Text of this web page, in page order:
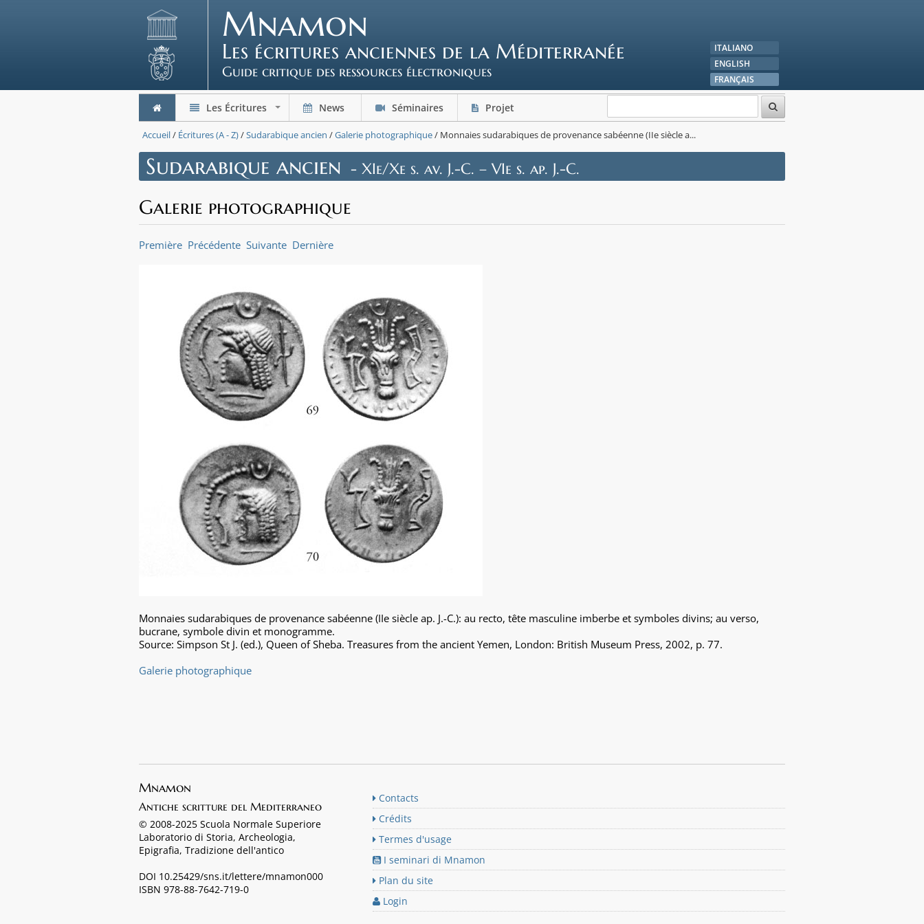
Mnamon
Les écritures anciennes de la Méditerranée
Guide critique des ressources électroniques
ITALIANO
ENGLISH
FRANÇAIS
Les Écritures News Séminaires Projet
Accueil/ Écritures (A - Z)/Sudarabique ancien /Galerie photographique/ Monnaies sudarabiques de provenance sabéenne (IIe siècle a...
Sudarabique ancien - XIe/Xe s. av. J.-C. – VIe s. ap. J.-C.
Galerie photographique
Première Précédente Suivante Dernière
Monnaies sudarabiques de provenance sabéenne (IIe siècle ap. J.-C.): au recto, tête masculine imberbe et symboles divins; au verso,
bucrane, symbole divin et monogramme.
Source: Simpson St J. (ed.), Queen of Sheba. Treasures from the ancient Yemen, London: British Museum Press, 2002, p. 77.
Galerie photographique
Mnamon
Antiche scritture del Mediterraneo
© 2008-2025 Scuola Normale Superiore
Laboratorio di Storia, Archeologia,
Epigrafia, Tradizione dell'antico
DOI 10.25429/sns.it/lettere/mnamon000
ISBN 978-88-7642-719-0
Contacts
Crédits
Termes d'usage
I seminari di Mnamon
Plan du site
Login